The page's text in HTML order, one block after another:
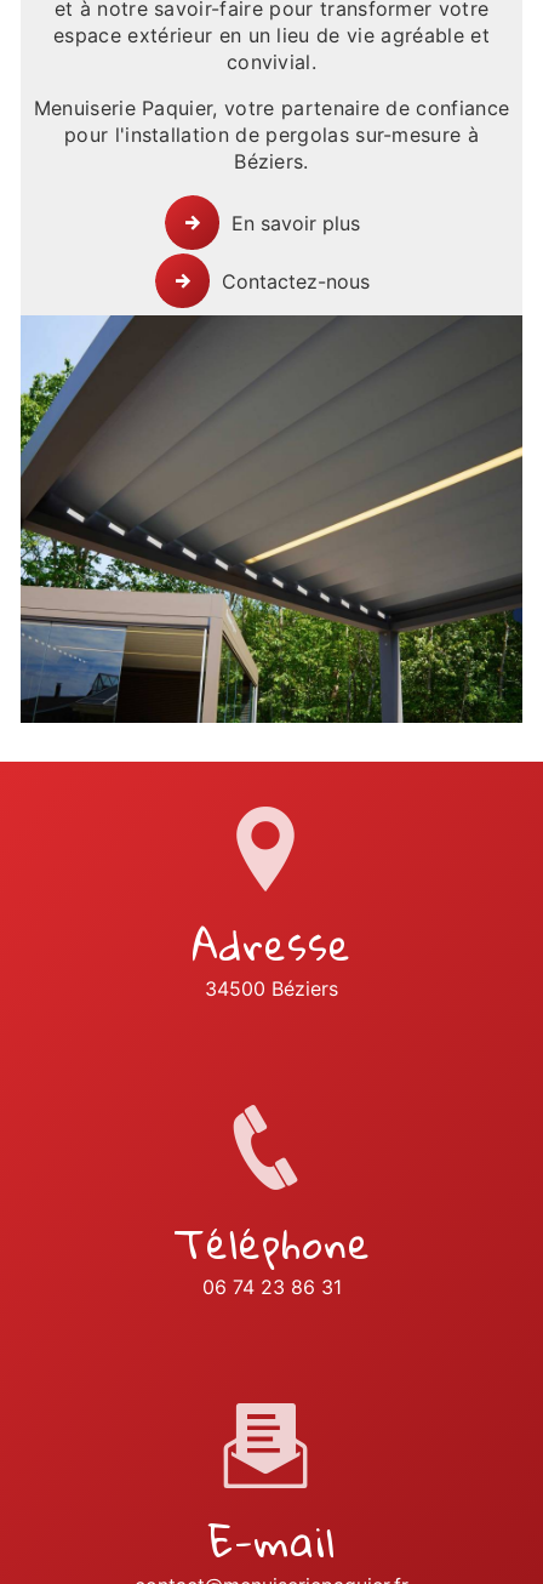
et à notre savoir-faire pour transformer votre
espace extérieur en un lieu de vie agréable et
convivial.
Menuiserie Paquier, votre partenaire de confiance
pour l'installation de pergolas sur-mesure à
Béziers.
En savoir plus
Contactez-nous
Adresse
34500 Béziers
Téléphone
06 74 23 86 31
E-mail